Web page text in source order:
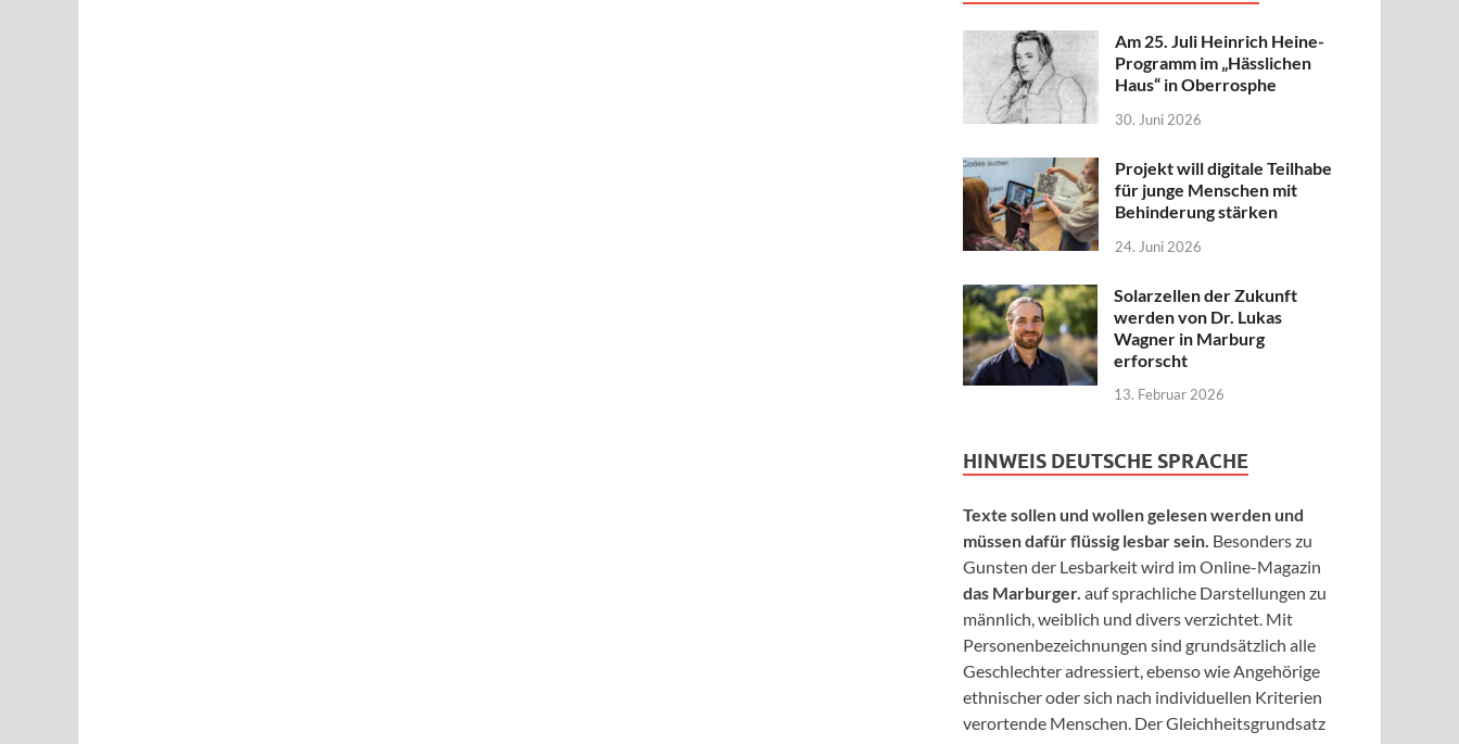
Am 25. Juli Heinrich Heine-
Programm im „Hässlichen
Haus“ in Oberrosphe
30. Juni 2026
Projekt will digitale Teilhabe
für junge Menschen mit
Behinderung stärken
24. Juni 2026
Solarzellen der Zukunft
werden von Dr. Lukas
Wagner in Marburg
erforscht
13. Februar 2026
HINWEIS DEUTSCHE SPRACHE
Texte sollen und wollen gelesen werden und
müssen dafür flüssig lesbar sein. Besonders zu
Gunsten der Lesbarkeit wird im Online-Magazin
das Marburger. auf sprachliche Darstellungen zu
männlich, weiblich und divers verzichtet. Mit
Personenbezeichnungen sind grundsätzlich alle
Geschlechter adressiert, ebenso wie Angehörige
ethnischer oder sich nach individuellen Kriterien
verortende Menschen. Der Gleichheitsgrundsatz